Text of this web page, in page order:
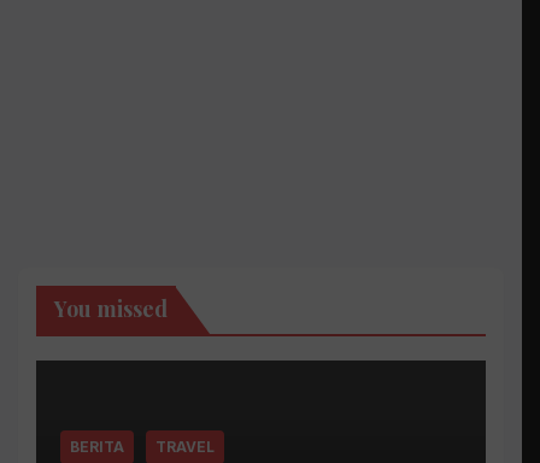
You missed
BERITA TRAVEL